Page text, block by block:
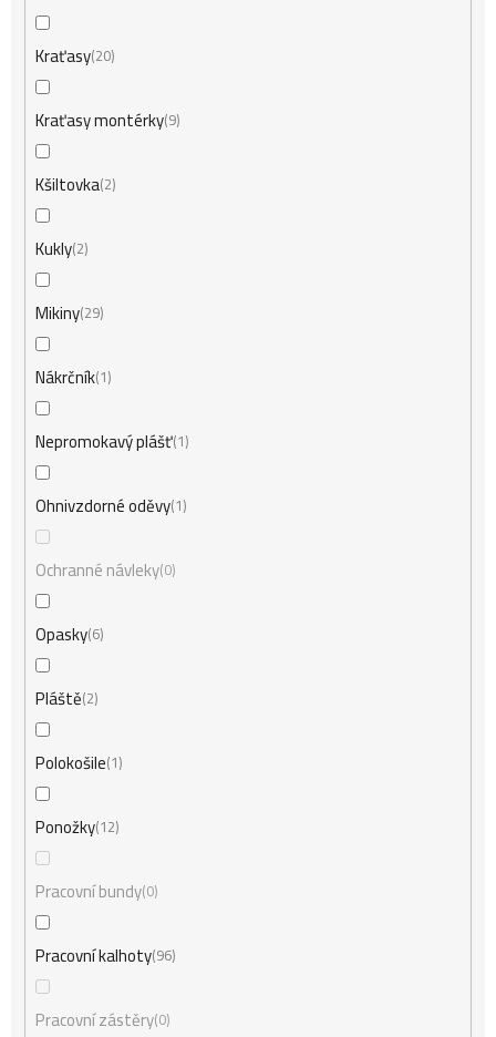
Kraťasy 20
Kraťasy montérky 9
Kšiltovka 2
Kukly 2
Mikiny 29
Nákrčník 1
Nepromokavý plášť 1
Ohnivzdorné oděvy 1
Ochranné návleky 0
Opasky 6
Pláště 2
Polokošile 1
Ponožky 12
Pracovní bundy 0
Pracovní kalhoty 96
Pracovní zástěry 0